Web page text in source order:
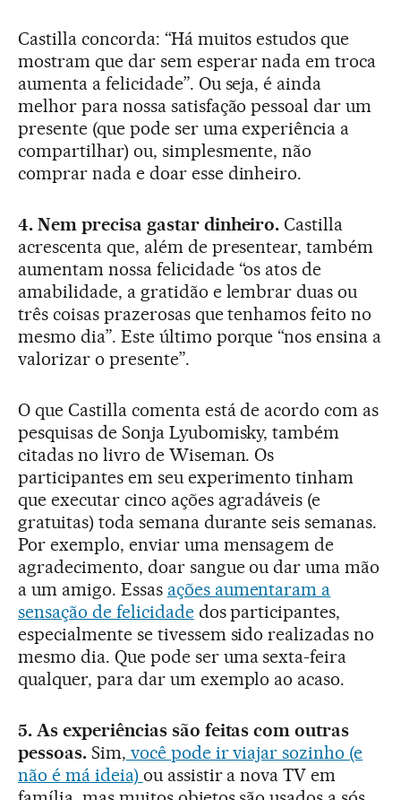
Castilla concorda: “Há muitos estudos que
mostram que dar sem esperar nada em troca
aumenta a felicidade”. Ou seja, é ainda
melhor para nossa satisfação pessoal dar um
presente (que pode ser uma experiência a
compartilhar) ou, simplesmente, não
comprar nada e doar esse dinheiro.
4. Nem precisa gastar dinheiro. Castilla
acrescenta que, além de presentear, também
aumentam nossa felicidade “os atos de
amabilidade, a gratidão e lembrar duas ou
três coisas prazerosas que tenhamos feito no
mesmo dia”. Este último porque “nos ensina a
valorizar o presente”.
O que Castilla comenta está de acordo com as
pesquisas de Sonja Lyubomisky, também
citadas no livro de Wiseman. Os
participantes em seu experimento tinham
que executar cinco ações agradáveis (e
gratuitas) toda semana durante seis semanas.
Por exemplo, enviar uma mensagem de
agradecimento, doar sangue ou dar uma mão
a um amigo. Essas ações aumentaram a
sensação de felicidadedos participantes,
especialmente se tivessem sido realizadas no
mesmo dia. Que pode ser uma sexta-feira
qualquer, para dar um exemplo ao acaso.
5. As experiências são feitas com outras
pessoas.Sim, você pode ir viajar sozinho (e
não é má ideia) ou assistir a nova TV em